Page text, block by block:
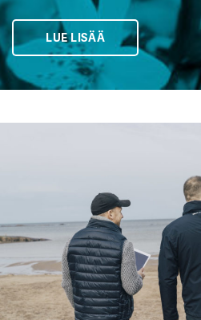
LUE LISÄÄ